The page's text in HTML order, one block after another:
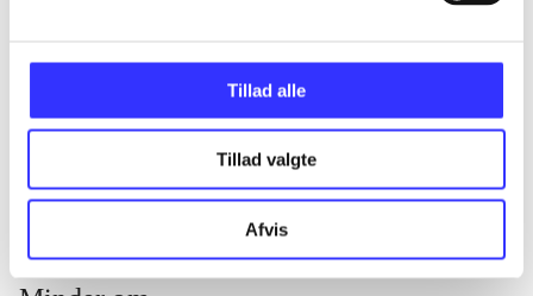
Tillad alle
Tillad valgte
Afvis
...